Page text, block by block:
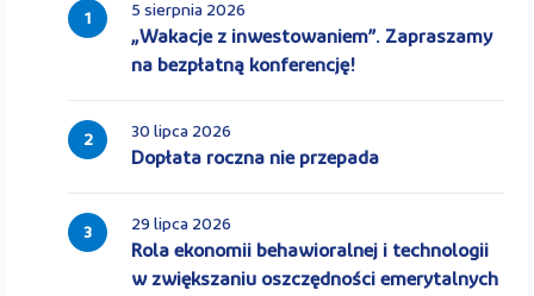
1 5 sierpnia 2026
„Wakacje z inwestowaniem”. Zapraszamy
na bezpłatną konferencję!
2 30 lipca 2026
Dopłata roczna nie przepada
3 29 lipca 2026
Rola ekonomii behawioralnej i technologii
w zwiększaniu oszczędności emerytalnych